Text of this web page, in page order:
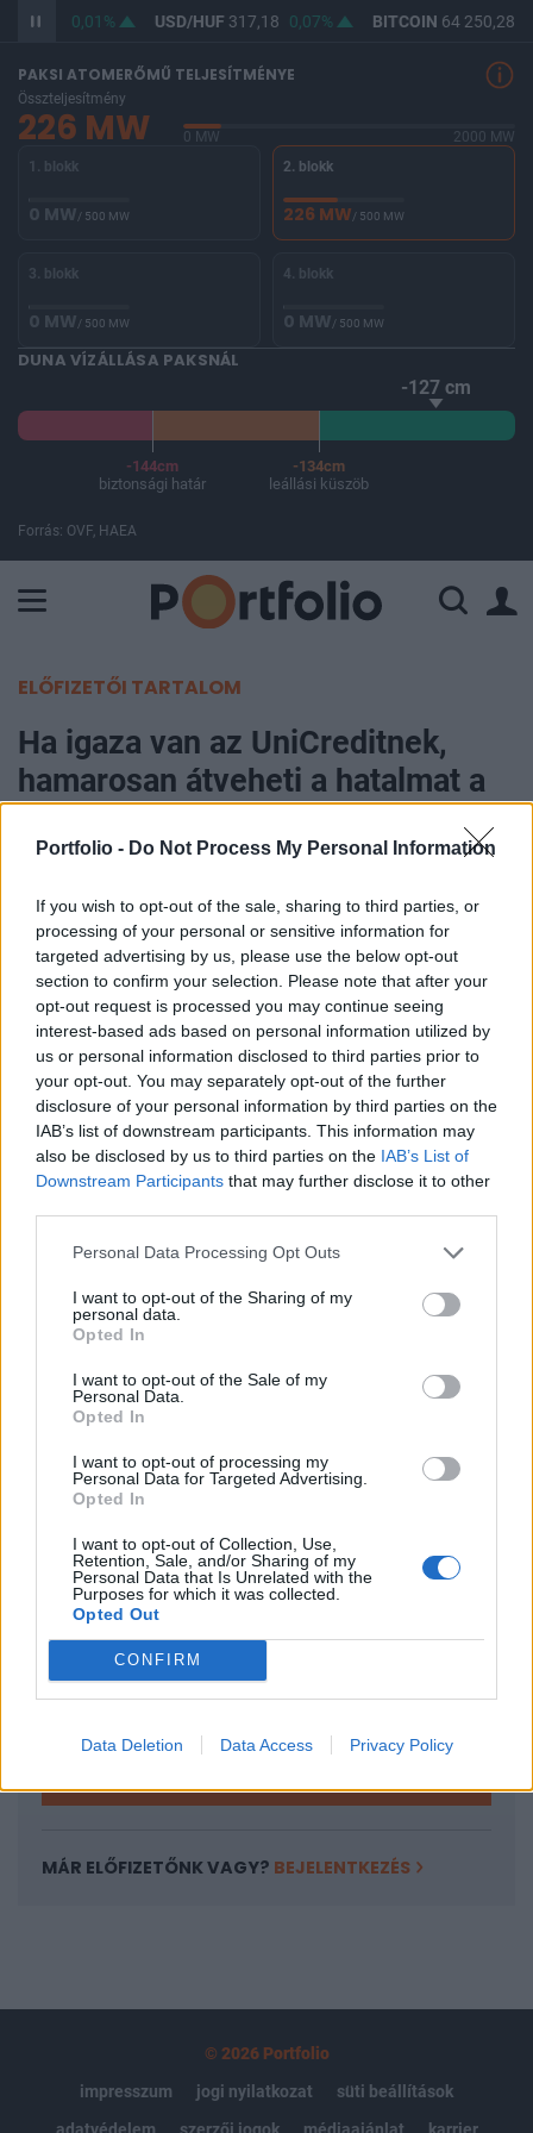
Portfolio - Do Not Process My Personal Information
If you wish to opt-out of the sale, sharing to third parties, or
processing of your personal or sensitive information for
targeted advertising by us, please use the below opt-out
section to confirm your selection. Please note that after your
opt-out request is processed you may continue seeing
interest-based ads based on personal information utilized by
us or personal information disclosed to third parties prior to
your opt-out. You may separately opt-out of the further
disclosure of your personal information by third parties on the
IAB’s list of downstream participants. This information may
also be disclosed by us to third parties on the IAB’s List of
Downstream Participants that may further disclose it to other
Personal Data Processing Opt Outs
I want to opt-out of the Sharing of my
personal data.
Opted In
I want to opt-out of the Sale of my
Personal Data.
Opted In
I want to opt-out of processing my
Personal Data for Targeted Advertising.
Opted In
I want to opt-out of Collection, Use,
Retention, Sale, and/or Sharing of my
Personal Data that Is Unrelated with the
Purposes for which it was collected.
Opted Out
CONFIRM
Data Deletion Data Access Privacy Policy
365,44 0,01% USD/HUF317,18 0,07% BITCOIN64 250,28
PAKSI ATOMERŐMŰ TELJESÍTMÉNYE
Összteljesítmény
226 MW 0 MW
2000 MW
1. blokk
0 MW/ 500 MW
2. blokk
226 MW/ 500 MW
3. blokk
0 MW/ 500 MW
4. blokk
0 MW/ 500 MW
DUNA VÍZÁLLÁSA PAKSNÁL
-127 cm
-144cm
biztonsági határ
-134cm
leállási küszöb
Forrás: OVF, HAEA
ELŐFIZETŐI TARTALOM
Ha igaza van az UniCreditnek,
hamarosan átveheti a hatalmat a
2026. június 15. 11:23
A UniCredit alaptalannak nevezte a Commerzbank
azon állításait, amelyek szerint a felvásárlási
ajánlatára érkezett elfogadó nyilatkozatok valós
aránya elmarad a közölt adatoktól, egyúttal
kilátásba helyezte a rivális német pénzintézet
vezetőségének leváltását - írja a Reuters. A
Commerzbank részvényárfolyama jelenleg 0,4%-
os mínuszban van.
hevesen ellenezett, mintegy 40 milliárd eurós, teljes
egészében részvénycsere-ajánlaton alapuló ügylet kedden
zárul le, a két fél közötti szóváltás pedig az utolsó
napokban rendkívüli módon kiéleződött. Kapcsolódó
cikkünk 2026. 06. 10. Úgy nekiment egymásnak az
UniCredit és a Commerzbank, hogy már ténybeli...
KEDVES OLVASÓNK!
tartozik, melynek olvasása előfizetéses
regisztrációhoz kötött.
Portfolio.hu teljes cikkarchívum
MÁR ELŐFIZETŐNK VAGY? BEJELENTKEZÉS
© 2026 Portfolio
impresszum
jogi nyilatkozat
süti beállítások
adatvédelem
szerzői jogok médiaajánlat karrier